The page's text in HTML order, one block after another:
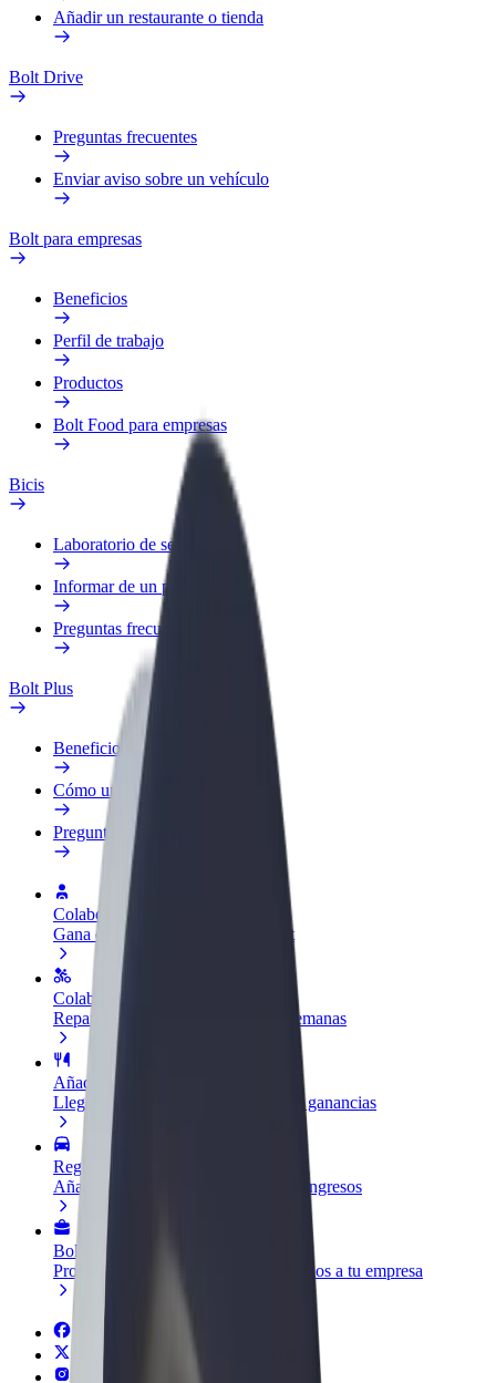
Añadir un restaurante o tienda
Bolt Drive
Preguntas frecuentes
Enviar aviso sobre un vehículo
Bolt para empresas
Beneficios
Perfil de trabajo
Productos
Bolt Food para empresas
Bicis
Laboratorio de seguridad
Informar de un problema
Preguntas frecuentes
Bolt Plus
Beneficios
Cómo unirse
Preguntas frecuentes
Colaborar como conductor
Gana dinero colaborando con Bolt
Colaborar como repartidor
Reparte comida y cobra todas las semanas
Añadir un restaurante o tienda
Llega a más clientes y maximiza tus ganancias
Registrarse como propietario de flota
Añade tu flota a Bolt y potencia tus ingresos
Bolt para empresas
Productos y servicios de Bolt adaptados a tu empresa